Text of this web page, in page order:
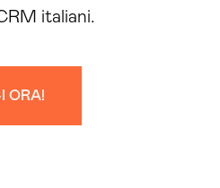
italiani.
ORA!